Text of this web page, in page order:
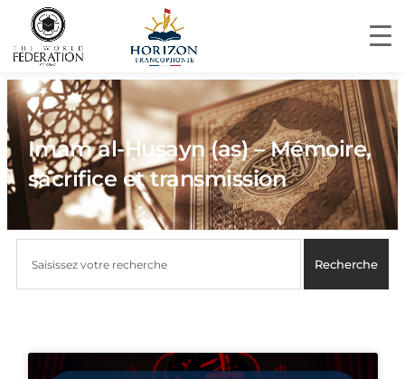
Imam al-Ḥusayn (as) – Mémoire,
sacrifice et transmission
Recherche